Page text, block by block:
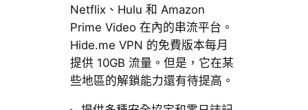
Netflix、Hulu 和 Amazon
Prime Video 在內的串流平台。
Hide.me VPN 的免費版本每月
提供 10GB 流量。但是，它在某
些地區的解鎖能力還有待提高。